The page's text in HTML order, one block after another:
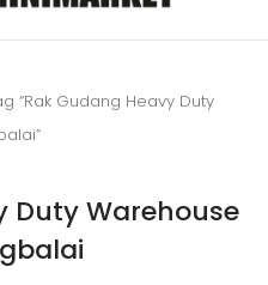
“Rak Gudang Heavy Duty
Duty Warehouse